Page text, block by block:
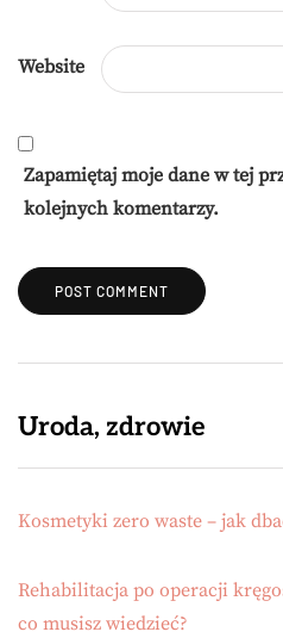
Website
Zapamiętaj moje dane w tej
kolejnych komentarzy.
Uroda, zdrowie
Kosmetyki zero waste – jak
Rehabilitacja po operacji
co musisz wiedzieć?